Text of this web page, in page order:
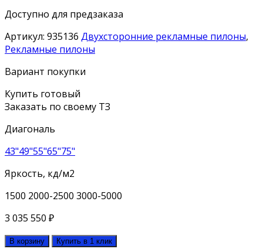
Доступно для предзаказа
Артикул: 935136 Двухсторонние рекламные пилоны,
Рекламные пилоны
Вариант покупки
Купить готовый
Заказать по своему ТЗ
Диагональ
43"49"55"65"75"
Яркость, кд/м2
1500 2000-2500 3000-5000
3 035 550 ₽
В корзину Купить в 1 клик